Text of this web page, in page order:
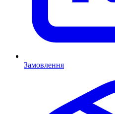
Замовлення